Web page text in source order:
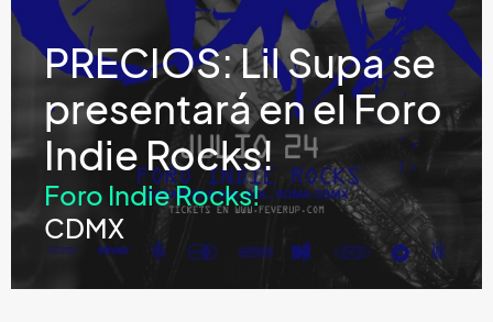
PRECIOS: Lil Supa se
presentará en el Foro
Indie Rocks!
Foro Indie Rocks!
CDMX